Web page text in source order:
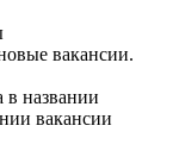
вакансии.
в названии
вакансии